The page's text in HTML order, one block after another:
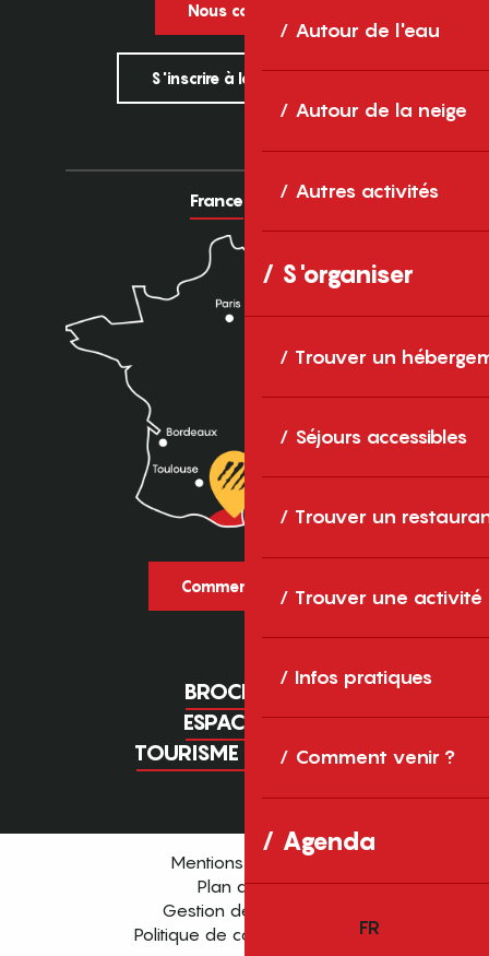
Autour de l'eau
Autour de la neige
Autres activités
S'organiser
Trouver un
Séjours accessibles
Trouver un
Trouver une activité
Infos pratiques
Comment venir ?
Agenda
FR
Nous contacter
S'inscrire à la newsletter
France Europe
Comment venir ?
BROCHURES
ESPACE PRO
TOURISME D'AFFAIRES
Mentions légales
Plan du site
Gestion des cookies
Politique de confidentialité